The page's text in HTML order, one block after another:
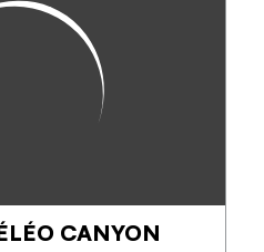
déclinaisons 'billard' et
simples et sans danger
CANYON